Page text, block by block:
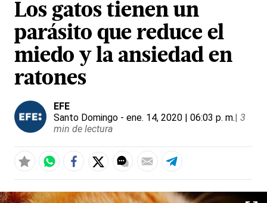
Los gatos tienen un
parásito que reduce el
miedo y la ansiedad en
ratones
EFE
Santo Domingo - ene. 14, 2020 | 06:03 p. m.| 3
min de lectura